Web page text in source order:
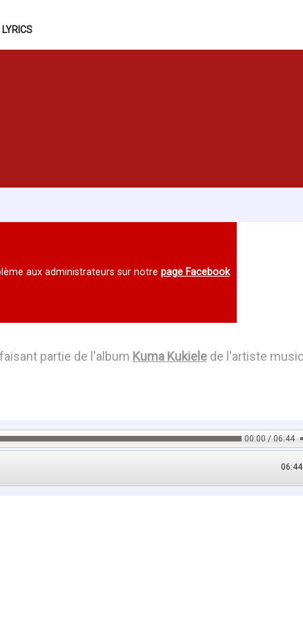
LYRICS
aux administrateurs sur notre page Facebook
partie de l'album Kuma Kukielede l'artiste
00:00 / 06:44
06:44